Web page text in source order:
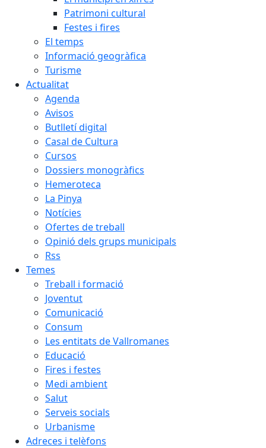
Patrimoni cultural
Festes i fires
El temps
Informació geogràfica
Turisme
Actualitat
Agenda
Avisos
Butlletí digital
Casal de Cultura
Cursos
Dossiers monogràfics
Hemeroteca
La Pinya
Notícies
Ofertes de treball
Opinió dels grups municipals
Rss
Temes
Treball i formació
Joventut
Comunicació
Consum
Les entitats de Vallromanes
Educació
Fires i festes
Medi ambient
Salut
Serveis socials
Urbanisme
Adreces i telèfons